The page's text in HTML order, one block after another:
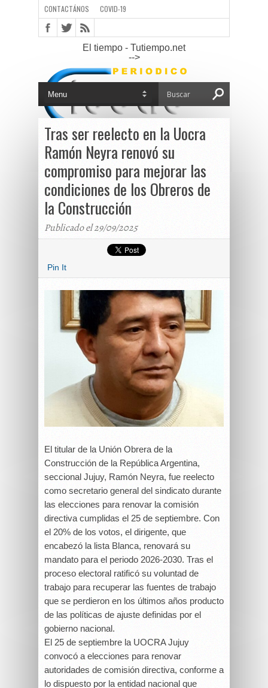
CONTACTÁNOS COVID-19
El tiempo - Tutiempo.net
-->
Tras ser reelecto en la Uocra
Ramón Neyra renovó su
compromiso para mejorar las
condiciones de los Obreros de
la Construcción
Publicado el 29/09/2025
Pin It
El titular de la Unión Obrera de la
Construcción de la República Argentina,
seccional Jujuy, Ramón Neyra, fue reelecto
como secretario general del sindicato durante
las elecciones para renovar la comisión
directiva cumplidas el 25 de septiembre. Con
el 20% de los votos, el dirigente, que
encabezó la lista Blanca, renovará su
mandato para el periodo 2026-2030. Tras el
proceso electoral ratificó su voluntad de
trabajo para recuperar las fuentes de trabajo
que se perdieron en los últimos años producto
de las políticas de ajuste definidas por el
gobierno nacional.
El 25 de septiembre la UOCRA Jujuy
convocó a elecciones para renovar
autoridades de comisión directiva, conforme a
lo dispuesto por la entidad nacional que